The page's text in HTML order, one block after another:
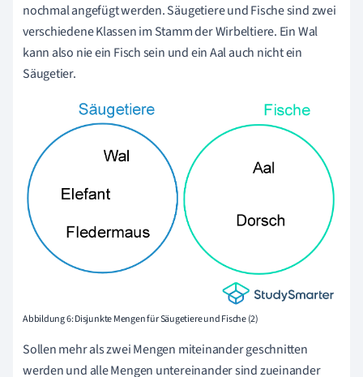
nochmal angefügt werden. Säugetiere und Fische sind zwei
verschiedene Klassen im Stamm der Wirbeltiere. Ein Wal
kann also nie ein Fisch sein und ein Aal auch nicht ein
Säugetier.
Abbildung 6: Disjunkte Mengen für Säugetiere und Fische (2)
Sollen mehr als zwei Mengen miteinander geschnitten
werden und alle Mengen untereinander sind zueinander